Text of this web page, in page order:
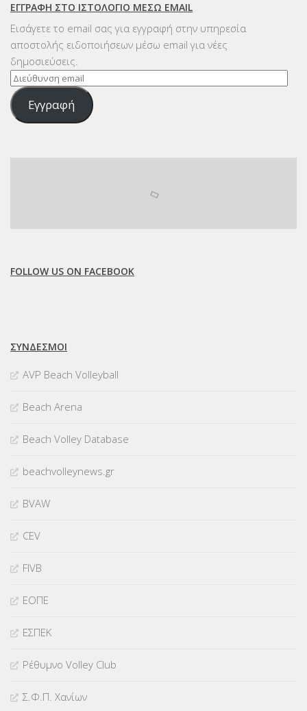
ΕΓΓΡΑΦΉ ΣΤΟ ΙΣΤΟΛΌΓΙΟ ΜΈΣΩ EMAIL
Εισάγετε το email σας για εγγραφή στην υπηρεσία
αποστολής ειδοποιήσεων μέσω email για νέες
δημοσιεύσεις.
Διεύθυνση
email
Εγγραφή
FOLLOW US ON FACEBOOK
ΣΥΝΔΈΣΜΟΙ
AVP Beach Volleyball
Beach Arena
Beach Volley Database
beachvolleynews.gr
BVAW
CEV
FIVB
ΕΟΠΕ
ΕΣΠΕΚ
Ρέθυμνο Volley Club
Σ.Φ.Π. Χανίων